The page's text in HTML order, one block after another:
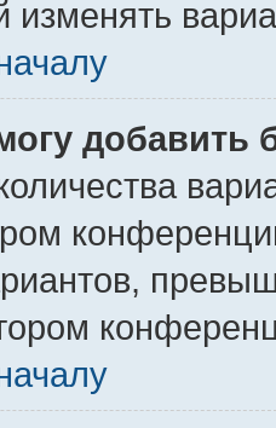
изменять
добавить